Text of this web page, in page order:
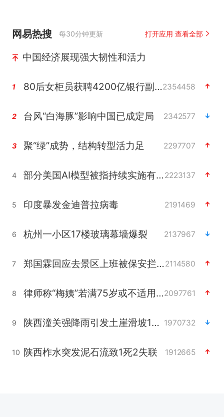
网易热搜 每30分钟更新 打开应用 查看全部
中国经济展现强大韧性和活力
1 80后女柜员获聘4200亿银行副行长2354458
2 台风“白海豚”影响中国已成定局 2342577
3 聚“绿”成势，结构转型活力足 2297707
4 部分美国AI模型被指持续实施有害行为2223137
5 印度暴发金迪普拉病毒 2191469
6 杭州一小区17楼玻璃幕墙爆裂 2137967
7 郑国霖回应去景区上班被保安拦下2114580
8 律师称“梅姨”若满75岁或不适用死刑2097761
9 陕西潼关强降雨引发土崖滑坡1人失联 1970732
10 陕西柞水突发泥石流致1死2失联 1912665